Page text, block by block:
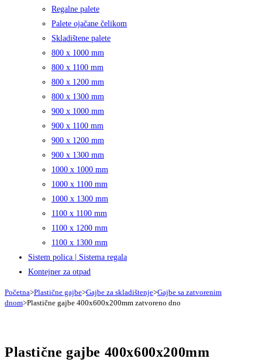
Regalne palete
Palete ojačane čelikom
Skladištene palete
800 x 1000 mm
800 x 1100 mm
800 x 1200 mm
800 x 1300 mm
900 x 1000 mm
900 x 1100 mm
900 x 1200 mm
900 x 1300 mm
1000 x 1000 mm
1000 x 1100 mm
1000 x 1300 mm
1100 x 1100 mm
1100 x 1200 mm
1100 x 1300 mm
Sistem polica | Sistema regala
Kontejner za otpad
Početna>Plastične gajbe>Gajbe za skladištenje>Gajbe sa zatvorenim
dnom>Plastične gajbe 400x600x200mm zatvoreno dno
Plastične gajbe 400x600x200mm